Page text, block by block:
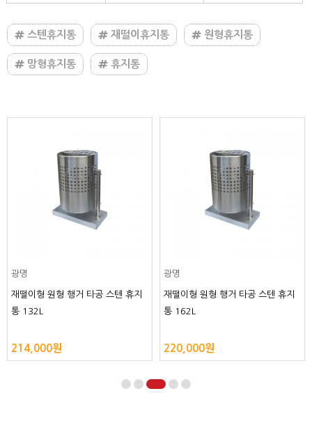
스텐휴지통 재떨이휴지통 원형휴지통
망형휴지통 휴지통
광명
재떨이형 원형 행거 망 스텐 휴지통
132L
230,000원
광명
재떨이형 원형 행거 망 스텐 휴지통
162L
260,000원